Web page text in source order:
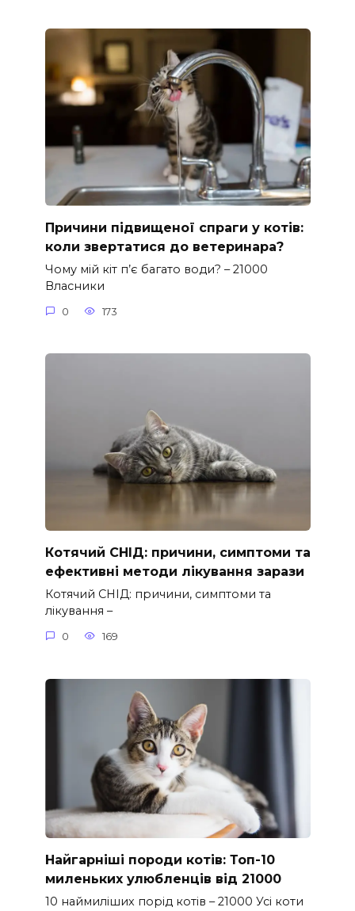
Причини підвищеної спраги у котів:
коли звертатися до ветеринара?
Чому мій кіт п’є багато води? – 21000
Власники
0 173
Котячий СНІД: причини, симптоми та
ефективні методи лікування зарази
Котячий СНІД: причини, симптоми та
лікування –
0 169
Найгарніші породи котів: Топ-10
миленьких улюбленців від 21000
10 наймиліших порід котів – 21000 Усі коти